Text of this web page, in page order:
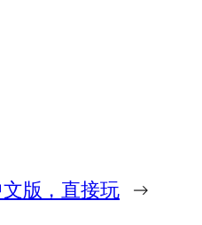
版，直接玩 →